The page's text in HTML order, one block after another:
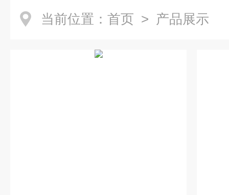
当前位置： 首页 > 产品展示